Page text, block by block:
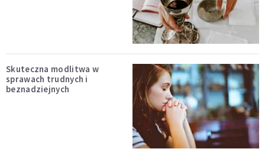
Skuteczna modlitwa w
sprawach trudnych i
beznadziejnych